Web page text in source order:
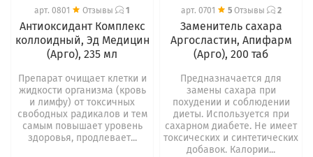
арт. 0801 Отзывы 1
Антиоксидант Комплекс
коллоидный, Эд Медицин
(Арго), 235 мл
Препарат очищает клетки и
жидкости организма (кровь
и лимфу) от токсичных
свободных радикалов и тем
самым повышает уровень
здоровья, продлевает...
арт. 0701 5Отзывы 2
Заменитель сахара
Аргосластин, Апифарм
(Арго), 200 таб
Предназначается для
замены сахара при
похудении и соблюдении
диеты. Используется при
сахарном диабете. Не имеет
токсических и синтетических
добавок. Калории...